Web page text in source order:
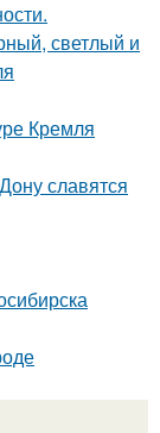
светлый и
Кремля
славятся